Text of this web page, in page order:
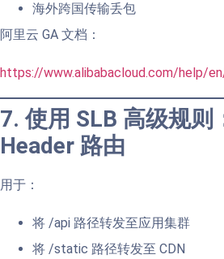
海外跨国传输丢包
阿里云 GA 文档：
https://www.alibabacloud.com/help/
7. 使用 SLB 高级规则
Header 路由
用于：
将 /api 路径转发至应用集群
将 /static 路径转发至 CDN